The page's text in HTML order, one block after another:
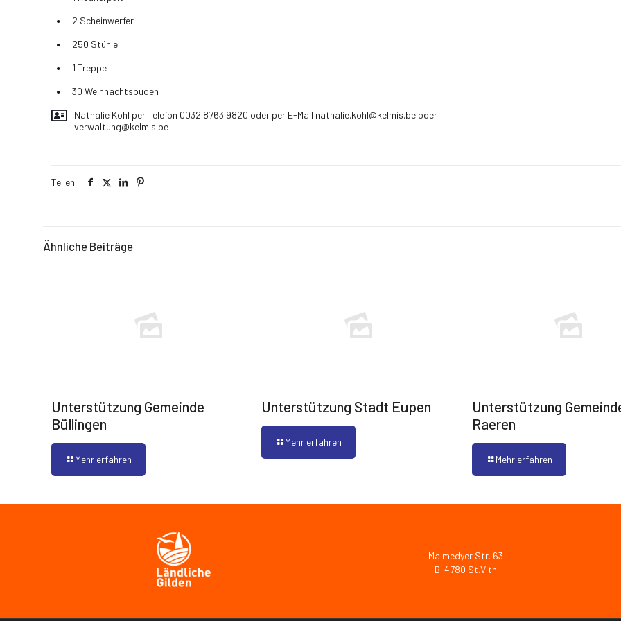
2 Scheinwerfer
250 Stühle
1 Treppe
30 Weihnachtsbuden
Nathalie Kohl per Telefon 0032 8763 9820 oder per E-Mail nathalie.kohl@kelmis.be oder
verwaltung@kelmis.be
Teilen
Ähnliche Beiträge
Unterstützung Gemeinde
Büllingen
Mehr erfahren
Unterstützung Stadt Eupen
Mehr erfahren
Unterstützung
Raeren
Mehr erfahren
Malmedyer Str. 63
B-4780 St.Vith